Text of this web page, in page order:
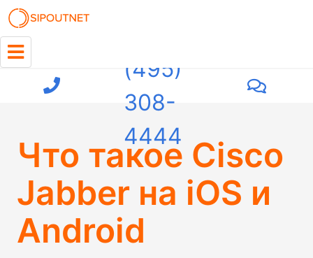
(495)
308-
4444
Что такое Cisco
Jabber на iOS и
Android